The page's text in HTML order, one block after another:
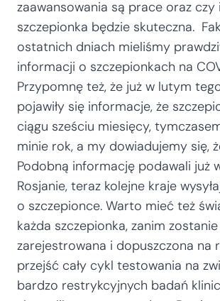
zaawansowania są prace oraz czy
szczepionka będzie skuteczna.
ostatnich dniach mieliśmy
informacji o szczepionkach na
Przypomnę też, że już w lutym
pojawiły się informacje, że
ciągu sześciu miesięcy,
minie rok, a my dowiadujemy się,
Podobną informację podawali już
Rosjanie, teraz kolejne kraje
o szczepionce. Warto mieć też
każda szczepionka, zanim zostanie
zarejestrowana i dopuszczona na
przejść cały cykl testowania na
bardzo restrykcyjnych badań